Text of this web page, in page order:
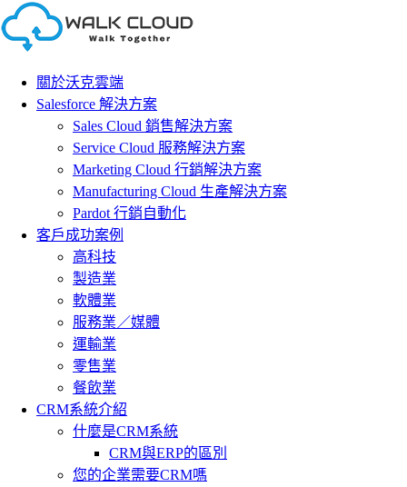
Skip
to
content
關於沃克雲端
Salesforce 解決方案
Sales Cloud 銷售解決方案
Service Cloud 服務解決方案
Marketing Cloud 行銷解決方案
Manufacturing Cloud 生產解決方案
Pardot 行銷自動化
客戶成功案例
高科技
製造業
軟體業
服務業／媒體
運輸業
零售業
餐飲業
CRM系統介紹
什麼是CRM系統
CRM與ERP的區別
您的企業需要CRM嗎